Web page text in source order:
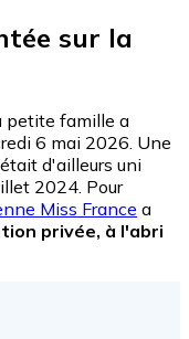
sur la
petite famille a
6 mai 2026. Une
d'ailleurs uni
2024. Pour
Miss France a
privée, à l'abri